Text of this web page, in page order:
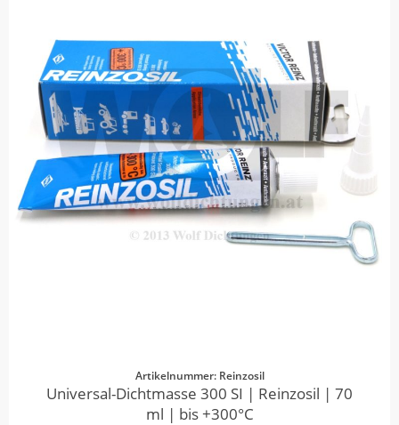
Artikelnummer: Reinzosil
Universal-Dichtmasse 300 SI | Reinzosil | 70
ml | bis +300°C